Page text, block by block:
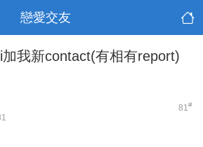
戀愛交友
我新contact(有相有report)
81#